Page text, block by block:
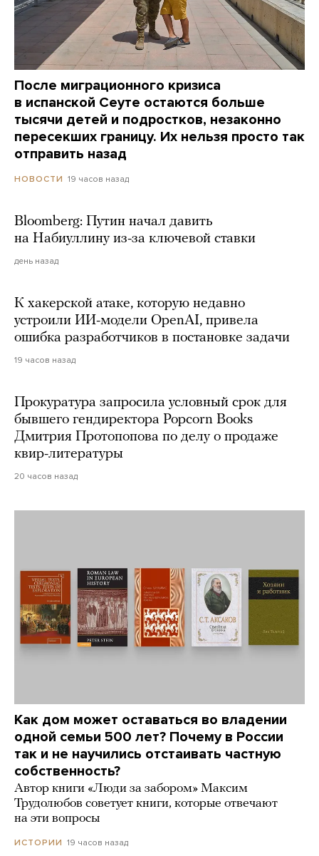
После миграционного кризиса
в испанской Сеуте остаются больше
тысячи детей и подростков, незаконно
пересекших границу. Их нельзя просто так
отправить назад
НОВОСТИ 19 часов назад
Bloomberg: Путин начал давить
на Набиуллину из-за ключевой ставки
день назад
К хакерской атаке, которую недавно
устроили ИИ-модели OpenAI, привела
ошибка разработчиков в постановке задачи
19 часов назад
Прокуратура запросила условный срок для
бывшего гендиректора Popcorn Books
Дмитрия Протопопова по делу о продаже
квир-литературы
20 часов назад
Как дом может оставаться во владении
одной семьи 500 лет? Почему в России
так и не научились отстаивать частную
собственность?
Автор книги «Люди за забором» Максим
Трудолюбов советует книги, которые отвечают
на эти вопросы
ИСТОРИИ 19 часов назад